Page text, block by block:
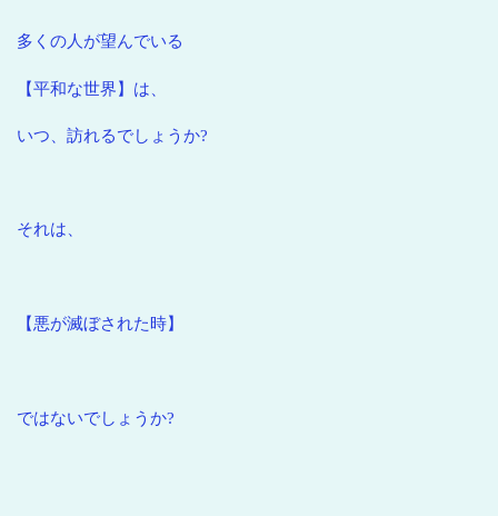
多くの人が望んでいる
【平和な世界】は、
いつ、訪れるでしょうか?
それは、
【悪が滅ぼされた時】
ではないでしょうか?